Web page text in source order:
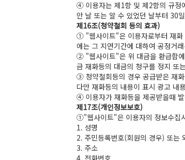
④ 이용자는 제1항 및 제2항의 규정
안 날 또는 알 수 있었던 날부터 30
제16조(청약철회 등의 효과)
① "웹사이트"은 이용자로부터 재화
에는 그 지연기간에 대하여 공정거
② "웹사이트"은 위 대금을 환급함에
금 재화등의 대금의 청구를 정지 또
③ 청약철회등의 경우 공급받은 재
다만 재화등의 내용이 표시 광고 내
④ 이용자가 재화등을 제공받을때
제17조(개인정보보호)
①"웹사이트"은 이용자의 정보수집
1. 성명
2. 주민등록번호(회원의 경우) 또는
3. 주소
4. 전화번호